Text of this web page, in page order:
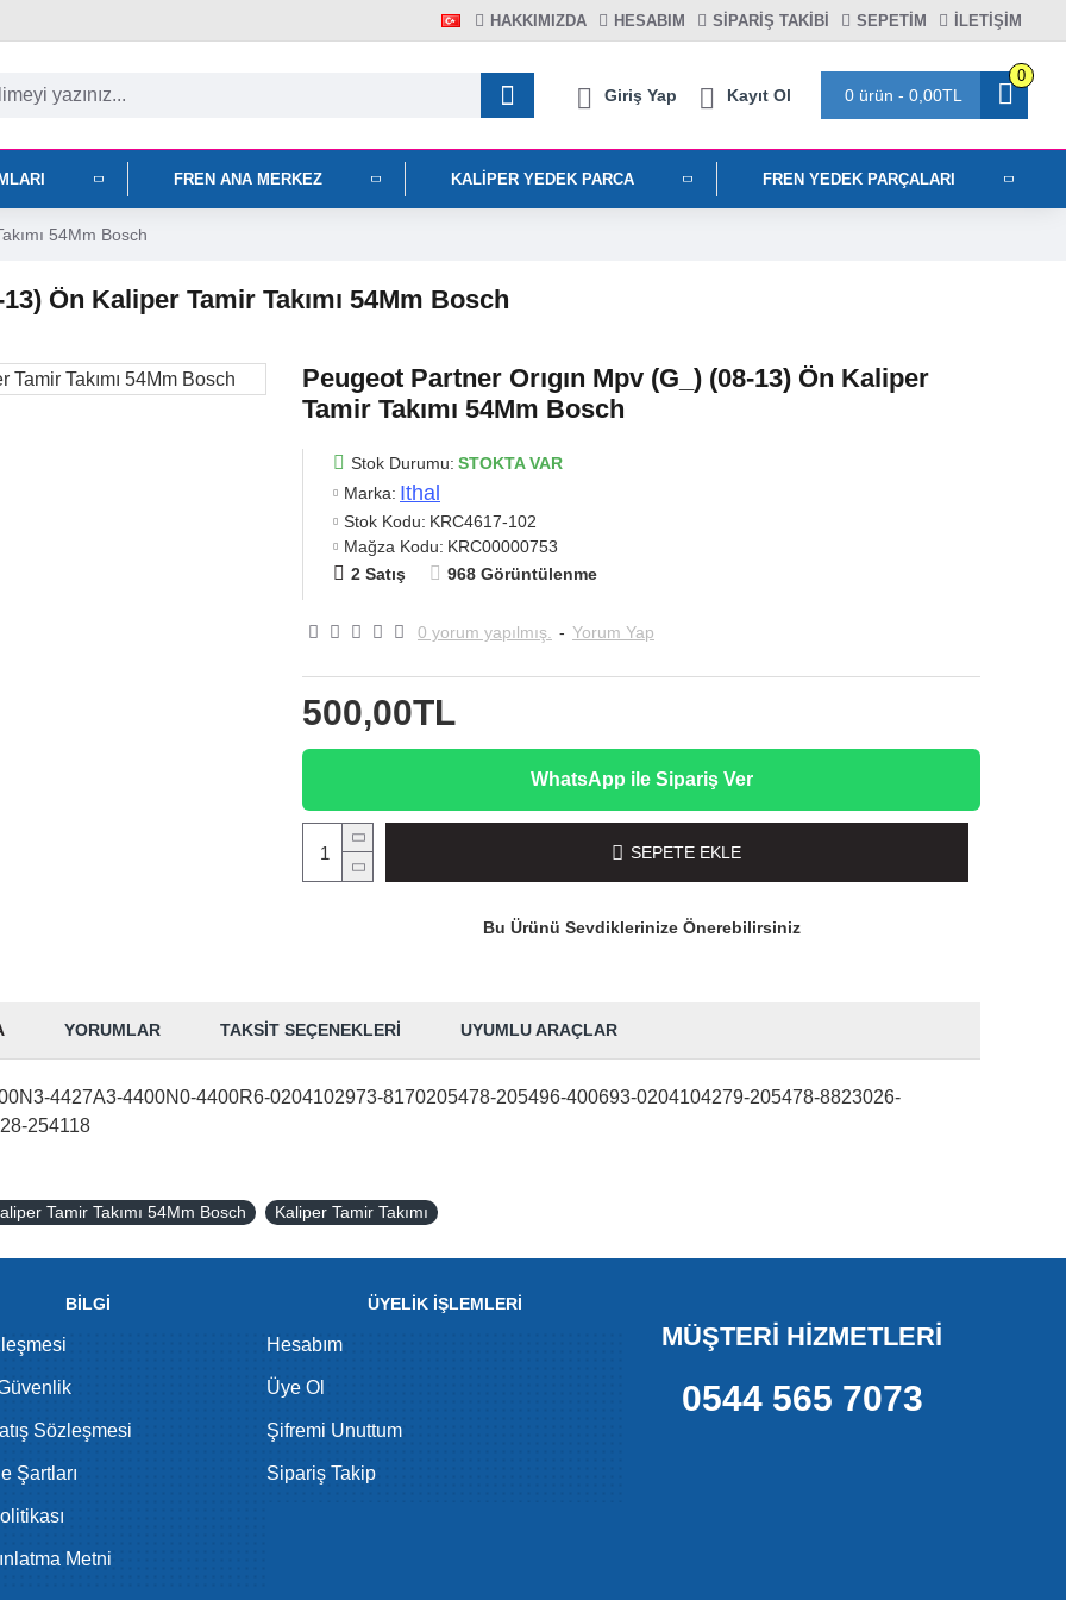
HAKKIMIZDA HESABIM SIPARIŞ TAKIBI SEPETIM İLETİŞİM
Giriş Yap Kayıt Ol 0 ürün - 0,00TL
0
FREN ANA MERKEZ KALIPER YEDEK PARCA FREN YEDEK PARÇALARI
54Mm Bosch
Ön Kaliper Tamir Takımı 54Mm Bosch
Peugeot Partner Orıgın Mpv (G_) (08-13) Ön Kaliper
Tamir Takımı 54Mm Bosch
Stok Durumu: STOKTA VAR
Marka: Ithal
Stok Kodu: KRC4617-102
Mağza Kodu: KRC00000753
2 Satış
968 Görüntülenme
0 yorum yapılmış. - Yorum Yap
500,00TL
WhatsApp ile Sipariş Ver
SEPETE EKLE
Bu Ürünü Sevdiklerinize Önerebilirsiniz
YORUMLAR TAKSIT SEÇENEKLERI UYUMLU ARAÇLAR
4427A3-4400N0-4400R6-0204102973-8170205478-205496-400693-0204104279-205478-8823026-
254118
Tamir Takımı 54Mm Bosch Kaliper Tamir Takımı
BİLGİ
Sözleşmesi
Şartları
Metni
ÜYELİK İŞLEMLERİ
Hesabım
Üye Ol
Şifremi Unuttum
Sipariş Takip
MÜŞTERİ HİZMETLERİ
0544 565 7073